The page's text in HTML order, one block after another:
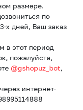
размере.
по
х дней, Ваш заказ
в этот период
пожалуйста,
@gshopuz_bot,
интернет-